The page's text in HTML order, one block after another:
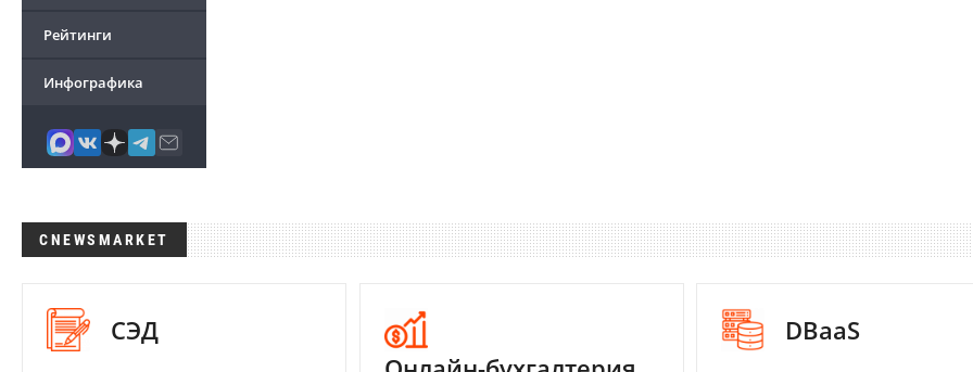
Рейтинги
Инфографика
CNEWSMARKET
СЭД DBaaS